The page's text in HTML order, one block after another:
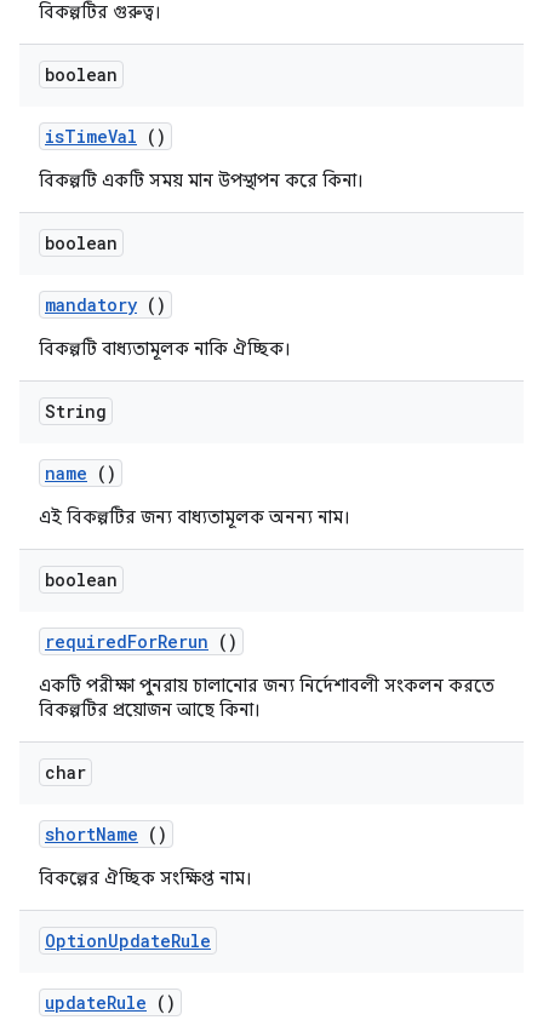
বিকল্পটির গুরুত্ব।
boolean
isTimeVal ()
বিকল্পটি একটি সময় মান উপস্থাপন করে কিনা।
boolean
mandatory ()
বিকল্পটি বাধ্যতামূলক নাকি ঐচ্ছিক।
String
name ()
এই বিকল্পটির জন্য বাধ্যতামূলক অনন্য নাম।
boolean
requiredForRerun ()
একটি পরীক্ষা পুনরায় চালানোর জন্য নির্দেশাবলী সংকলন করতে
বিকল্পটির প্রয়োজন আছে কিনা।
char
shortName ()
বিকল্পের ঐচ্ছিক সংক্ষিপ্ত নাম।
OptionUpdateRule
updateRule ()